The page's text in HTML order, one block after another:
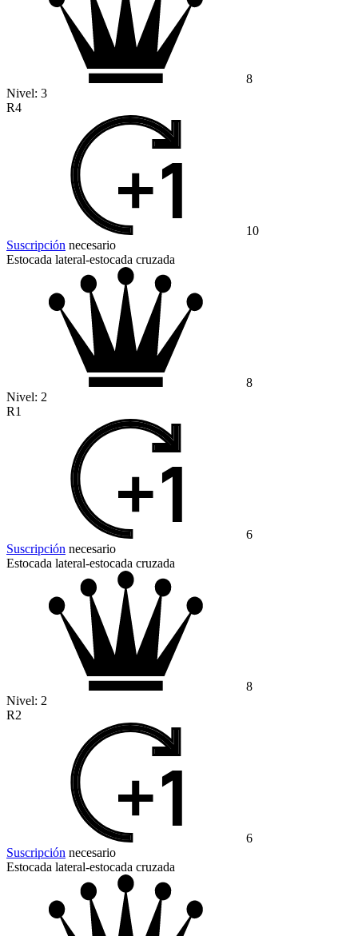
8
Nivel: 3
R4
10
Suscripción necesario
Estocada lateral-estocada cruzada
8
Nivel: 2
R1
6
Suscripción necesario
Estocada lateral-estocada cruzada
8
Nivel: 2
R2
6
Suscripción necesario
Estocada lateral-estocada cruzada